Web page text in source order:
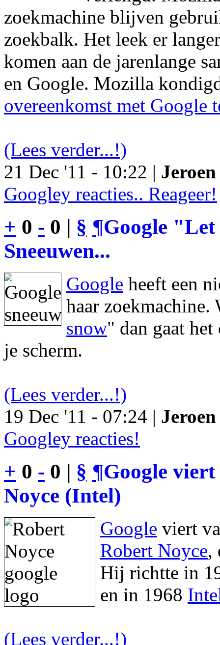
zoekmachine blijven
zoekbalk. Het leek er
komen aan de jarenlange
en Google. Mozilla
overeenkomst met Google
(Lees verder...!)
21 Dec '11 - 10:22 |
Googley reacties.. Reageer!
+ 0 - 0 | § ¶Google
Sneeuwen...
Google heeft een
haar zoekmachine.
snow" dan gaat
je scherm.
(Lees verder...!)
19 Dec '11 - 07:24 |
Googley reacties!
+ 0 - 0 | § ¶Google
Noyce (Intel)
Google viert
Robert Noyce,
Hij richtte in
en in 1968
(Lees verder...!)